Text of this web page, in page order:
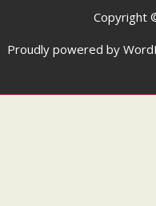
Copyright
Proudly powered by